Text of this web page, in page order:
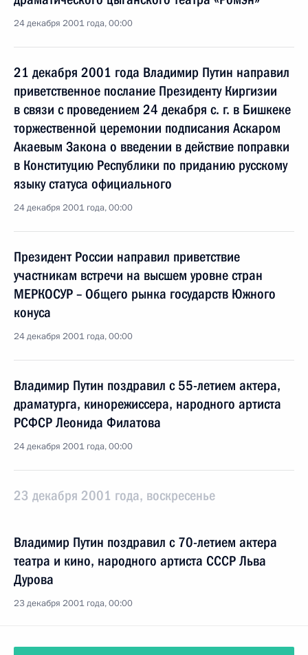
24 декабря 2001 года, 00:00
21 декабря 2001 года Владимир Путин направил
приветственное послание Президенту Киргизии
в связи с проведением 24 декабря с. г. в Бишкеке
торжественной церемонии подписания Аскаром
Акаевым Закона о введении в действие поправки
в Конституцию Республики по приданию русскому
языку статуса официального
24 декабря 2001 года, 00:00
Президент России направил приветствие
участникам встречи на высшем уровне стран
МЕРКОСУР – Общего рынка государств Южного
конуса
24 декабря 2001 года, 00:00
Владимир Путин поздравил с 55-летием актера,
драматурга, кинорежиссера, народного артиста
РСФСР Леонида Филатова
24 декабря 2001 года, 00:00
23 декабря 2001 года, воскресенье
Владимир Путин поздравил с 70-летием актера
театра и кино, народного артиста СССР Льва
Дурова
23 декабря 2001 года, 00:00